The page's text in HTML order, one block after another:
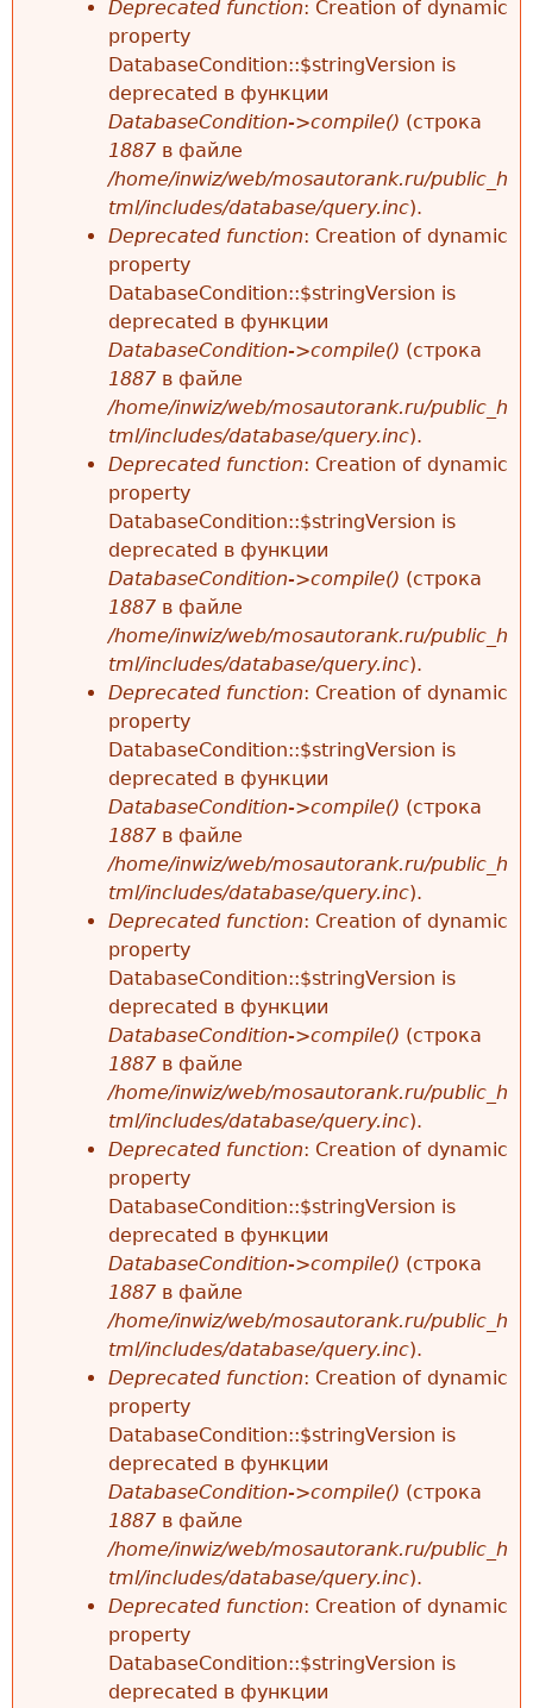
б
Deprecated function: Creation of dynamic
property
DatabaseCondition::$stringVersion is
deprecated в функции
DatabaseCondition->compile() (строка
1887 в файле
/home/inwiz/web/mosautorank.ru/public_h
tml/includes/database/query.inc).
Deprecated function: Creation of dynamic
property
DatabaseCondition::$stringVersion is
deprecated в функции
DatabaseCondition->compile() (строка
1887 в файле
/home/inwiz/web/mosautorank.ru/public_h
tml/includes/database/query.inc).
Deprecated function: Creation of dynamic
property
DatabaseCondition::$stringVersion is
deprecated в функции
DatabaseCondition->compile() (строка
1887 в файле
/home/inwiz/web/mosautorank.ru/public_h
tml/includes/database/query.inc).
Deprecated function: Creation of dynamic
property
DatabaseCondition::$stringVersion is
deprecated в функции
DatabaseCondition->compile() (строка
1887 в файле
/home/inwiz/web/mosautorank.ru/public_h
tml/includes/database/query.inc).
Deprecated function: Creation of dynamic
property
DatabaseCondition::$stringVersion is
deprecated в функции
DatabaseCondition->compile() (строка
1887 в файле
/home/inwiz/web/mosautorank.ru/public_h
tml/includes/database/query.inc).
Deprecated function: Creation of dynamic
property
DatabaseCondition::$stringVersion is
deprecated в функции
DatabaseCondition->compile() (строка
1887 в файле
/home/inwiz/web/mosautorank.ru/public_h
tml/includes/database/query.inc).
Deprecated function: Creation of dynamic
property
DatabaseCondition::$stringVersion is
deprecated в функции
DatabaseCondition->compile() (строка
1887 в файле
/home/inwiz/web/mosautorank.ru/public_h
tml/includes/database/query.inc).
Deprecated function: Creation of dynamic
property
DatabaseCondition::$stringVersion is
deprecated в функции